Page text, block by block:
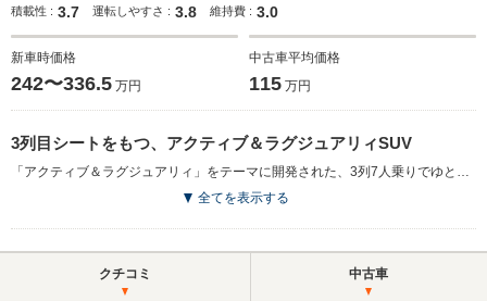
積載性 : 3.7 運転しやすさ : 3.8 維持費 : 3.0
新車時価格
242〜336.5 万円
中古車平均価格
115 万円
3列目シートをもつ、アクティブ＆ラグジュアリィSUV
「アクティブ＆ラグジュアリィ」をテーマに開発された、3列7人乗りでゆとりの室内をもつ高級SUV。クルーガーの実質的な後継モデルとなる。全グレードが4WDで、それぞれに7人乗りと5人乗り仕様が用意される。SUVらしい力強い外観をもつ内外装は、メッキパーツやトヨタ初となるブロンズ調パーツなどで高級感を演出。多彩なシートアレンジをもち、鞍型ヘッドレストの3列目シートは床下格納式を採用、荷室の使い勝手も考慮される。また、路面状況に応じて駆動力を配分する4WDシステムと、パワーステアリング、ブレーキ、駆動力を協調制御し、車体の挙動を安定させるS-VSC+アクティブコントロール4WD協調制御を標準採用。（2007.8）
全てを表示する
クチコミ 中古車